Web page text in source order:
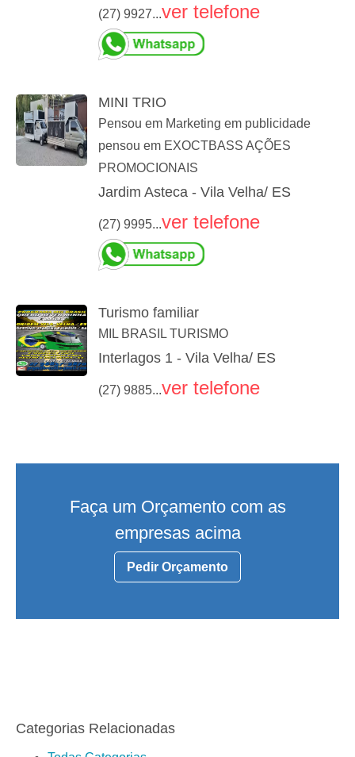
(27) 9927...ver telefone
MINI TRIO
Pensou em Marketing em publicidade
pensou em EXOCTBASS AÇÕES
PROMOCIONAIS
Jardim Asteca - Vila Velha/ ES
(27) 9995...ver telefone
Turismo familiar
MIL BRASIL TURISMO
Interlagos 1 - Vila Velha/ ES
(27) 9885...ver telefone
Faça um Orçamento com as
empresas acima
Pedir Orçamento
Categorias Relacionadas